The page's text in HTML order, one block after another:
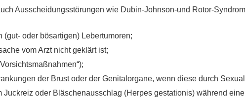
Ausscheidungsstörungen wie Dubin-Johnson-und Rotor-
oder bösartigen) Lebertumoren;
vom Arzt nicht geklärt ist;
der Brust oder der Genitalorgane, wenn diese durch
Juckreiz oder Bläschenausschlag (Herpes gestationis) während